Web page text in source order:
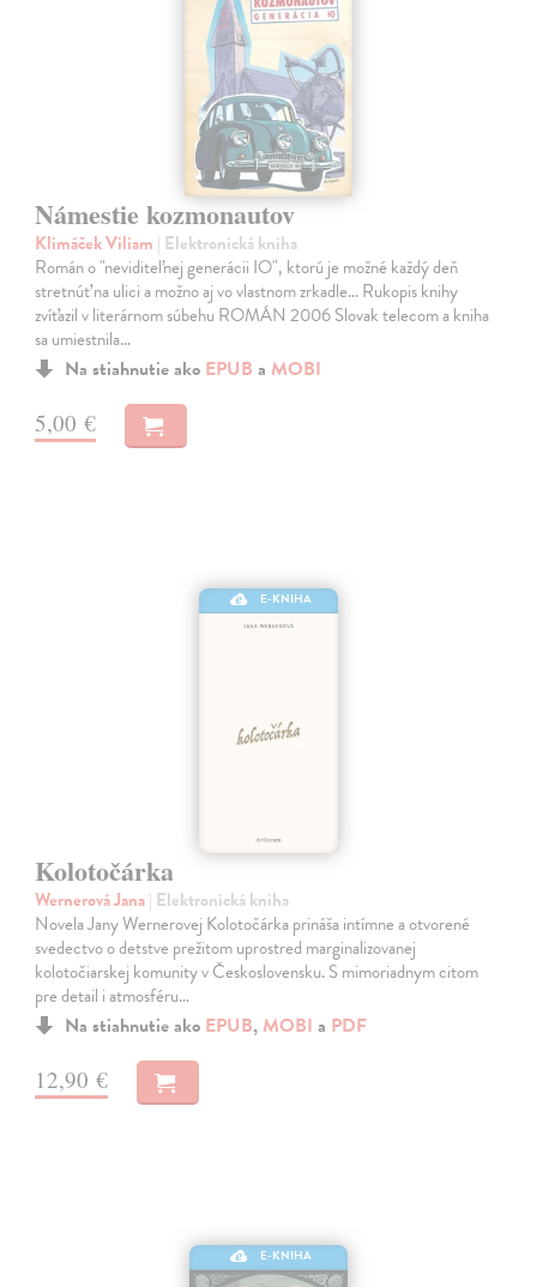
Námestie kozmonautov
Klimáček Viliam | Elektronická kniha
Román o "neviditeľnej generácii IO", ktorú je možné každý deň
stretnúť na ulici a možno aj vo vlastnom zrkadle... Rukopis knihy
zvíťazil v literárnom súbehu ROMÁN 2006 Slovak telecom a kniha
sa umiestnila…
Na stiahnutie ako EPUB a MOBI
5,00 €
E-KNIHA
Kolotočárka
Wernerová Jana| Elektronická kniha
Novela Jany Wernerovej Kolotočárka prináša intímne a otvorené
svedectvo o detstve prežitom uprostred marginalizovanej
kolotočiarskej komunity v Československu. S mimoriadnym citom
pre detail i atmosféru…
Na stiahnutie ako EPUB, MOBI a PDF
12,90 €
E-KNIHA